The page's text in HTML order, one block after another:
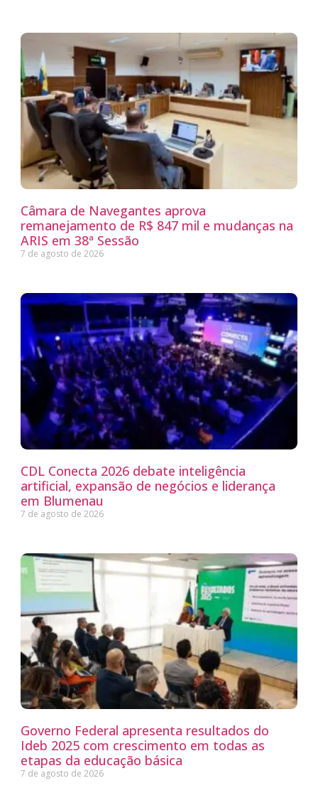
Câmara de Navegantes aprova
remanejamento de R$ 847 mil e mudanças na
ARIS em 38ª Sessão
7 de agosto de 2026
CDL Conecta 2026 debate inteligência
artificial, expansão de negócios e liderança
em Blumenau
7 de agosto de 2026
Governo Federal apresenta resultados do
Ideb 2025 com crescimento em todas as
etapas da educação básica
7 de agosto de 2026